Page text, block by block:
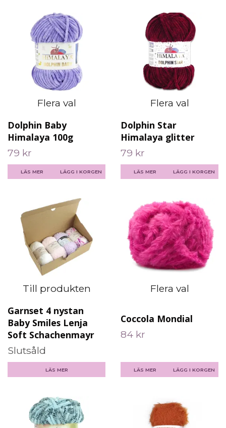
Flera val
Dolphin Baby
Himalaya 100g
79 kr
LÄS MER LÄGG I KORGEN
Flera val
Dolphin Star
Himalaya glitter
79 kr
LÄS MER LÄGG I KORGEN
Till produkten
Garnset 4 nystan
Baby Smiles Lenja
Soft Schachenmayr
Slutsåld
LÄS MER
Flera val
Coccola Mondial
84 kr
LÄS MER LÄGG I KORGEN